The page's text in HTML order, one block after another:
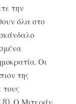
την
όλα στο
Οι
της
τους
Ο Μιτεράν